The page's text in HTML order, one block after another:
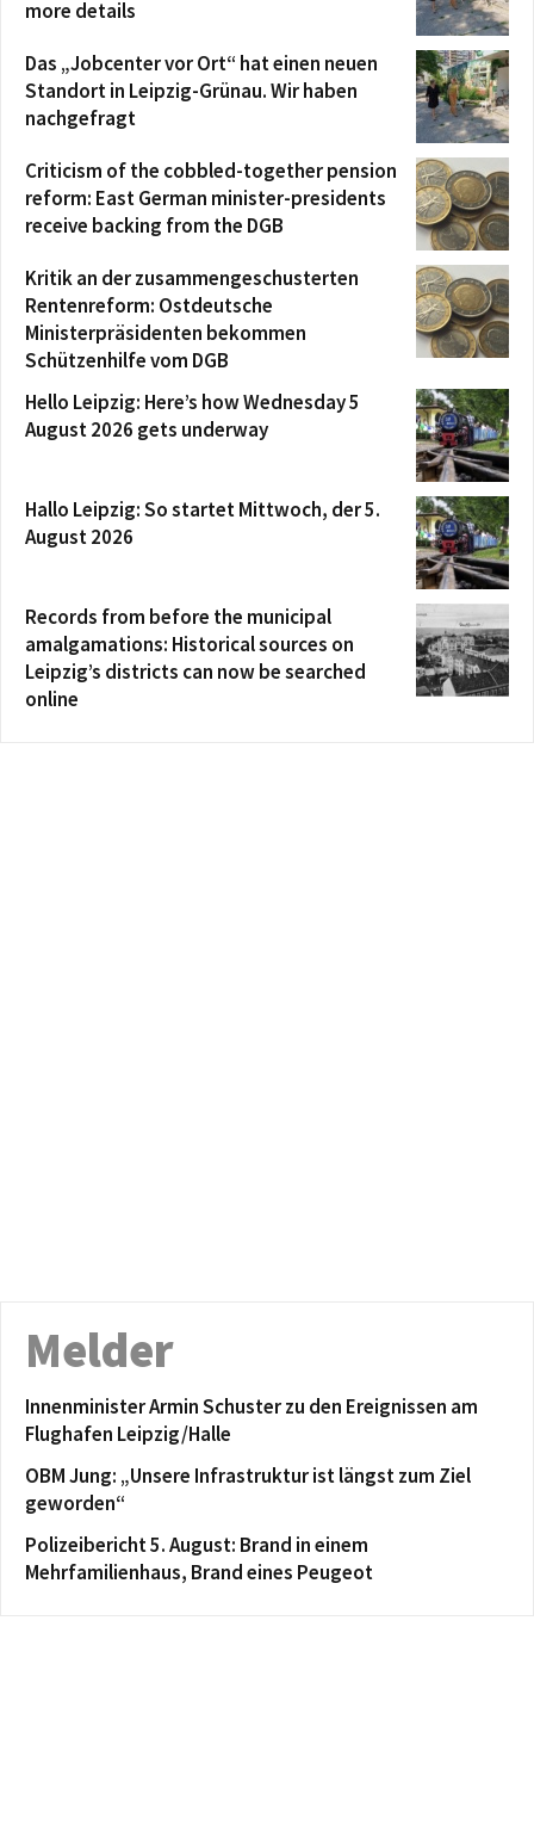
more details
Das „Jobcenter vor Ort“ hat einen neuen
Standort in Leipzig-Grünau. Wir haben
nachgefragt
Criticism of the cobbled-together pension
reform: East German minister-presidents
receive backing from the DGB
Kritik an der zusammengeschusterten
Rentenreform: Ostdeutsche
Ministerpräsidenten bekommen
Schützenhilfe vom DGB
Hello Leipzig: Here’s how Wednesday 5
August 2026 gets underway
Hallo Leipzig: So startet Mittwoch, der 5.
August 2026
Records from before the municipal
amalgamations: Historical sources on
Leipzig’s districts can now be searched
online
Melder
Innenminister Armin Schuster zu den Ereignissen am
Flughafen Leipzig/Halle
OBM Jung: „Unsere Infrastruktur ist längst zum Ziel
geworden“
Polizeibericht 5. August: Brand in einem
Mehrfamilienhaus, Brand eines Peugeot